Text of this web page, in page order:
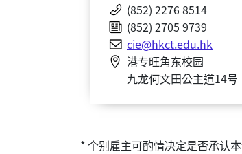
(852) 2276 8514
(852) 2705 9739
cie@hkct.edu.hk
港专旺角东校园
九龙何文田公主道14号
* 个别雇主可酌情决定是否承认